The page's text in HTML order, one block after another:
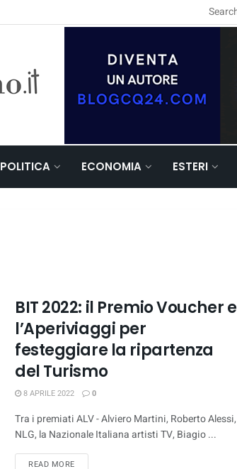
POLITICA ECONOMIA ESTERI
BIT 2022: il Premio Voucher e
l’Aperiviaggi per
festeggiare la ripartenza
del Turismo
8 APRILE 2022 0
Tra i premiati ALV - Alviero Martini, Roberto Alessi,
NLG, la Nazionale Italiana artisti TV, Biagio ...
READ MOREDETAILS